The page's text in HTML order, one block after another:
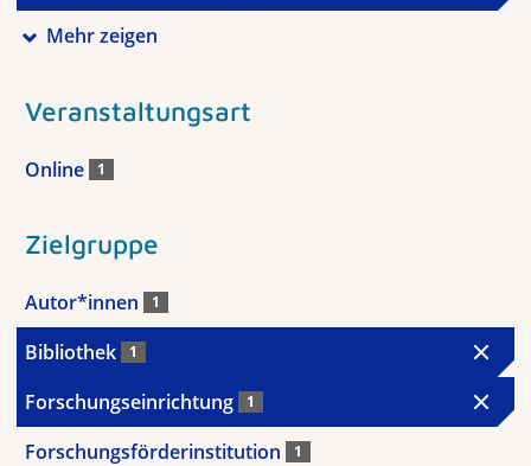
Mehr zeigen
Veranstaltungsart
Online 1
Zielgruppe
Autor*innen 1
Bibliothek 1
Forschungseinrichtung 1
Forschungsförderinstitution 1